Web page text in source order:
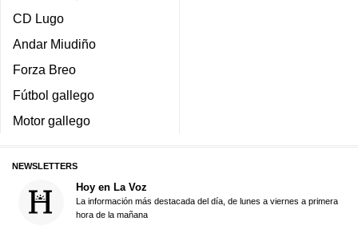
CD Lugo
Andar Miudiño
Forza Breo
Fútbol gallego
Motor gallego
NEWSLETTERS
Hoy en La Voz
La información más destacada del día, de lunes a viernes a primera
hora de la mañana